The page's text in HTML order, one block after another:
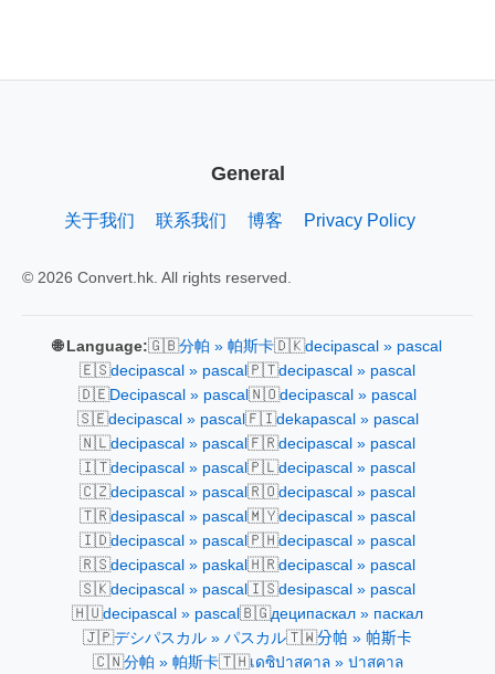
General
关于我们 联系我们 博客 Privacy Policy
© 2026 Convert.hk. All rights reserved.
🌐 Language:🇬🇧分帕 » 帕斯卡🇩🇰decipascal » pascal
🇪🇸decipascal » pascal 🇵🇹decipascal » pascal
🇩🇪Decipascal » pascal 🇳🇴decipascal » pascal
🇸🇪decipascal » pascal 🇫🇮dekapascal » pascal
🇳🇱decipascal » pascal 🇫🇷decipascal » pascal
🇮🇹decipascal » pascal 🇵🇱decipascal » pascal
🇨🇿decipascal » pascal 🇷🇴decipascal » pascal
🇹🇷desipascal » pascal 🇲🇾decipascal » pascal
🇮🇩decipascal » pascal 🇵🇭decipascal » pascal
🇷🇸decipascal » paskal 🇭🇷decipascal » pascal
🇸🇰decipascal » pascal 🇮🇸desipascal » pascal
🇭🇺decipascal » pascal 🇧🇬деципаскал » паскал
🇯🇵デシパスカル » パスカル🇹🇼分帕 » 帕斯卡
🇨🇳分帕 » 帕斯卡🇹🇭เดซิปาสคาล » ปาสคาล